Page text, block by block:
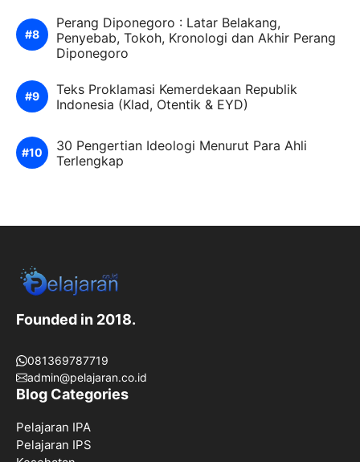
Perang Diponegoro : Latar Belakang,
Penyebab, Tokoh, Kronologi dan Akhir Perang
Diponegoro
Teks Proklamasi Kemerdekaan Republik
Indonesia (Klad, Otentik & EYD)
30 Pengertian Ideologi Menurut Para Ahli
Terlengkap
Founded in 2018.
081369787719
admin@pelajaran.co.id
Blog Categories
Pelajaran IPA
Pelajaran IPS